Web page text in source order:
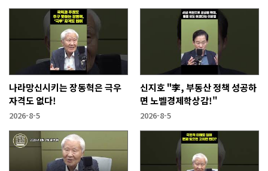
나라망신시키는 장동혁은 극우
자격도 없다!
2026-8-5
신지호 "李, 부동산 정책 성공하
면 노벨경제학상감!"
2026-8-5